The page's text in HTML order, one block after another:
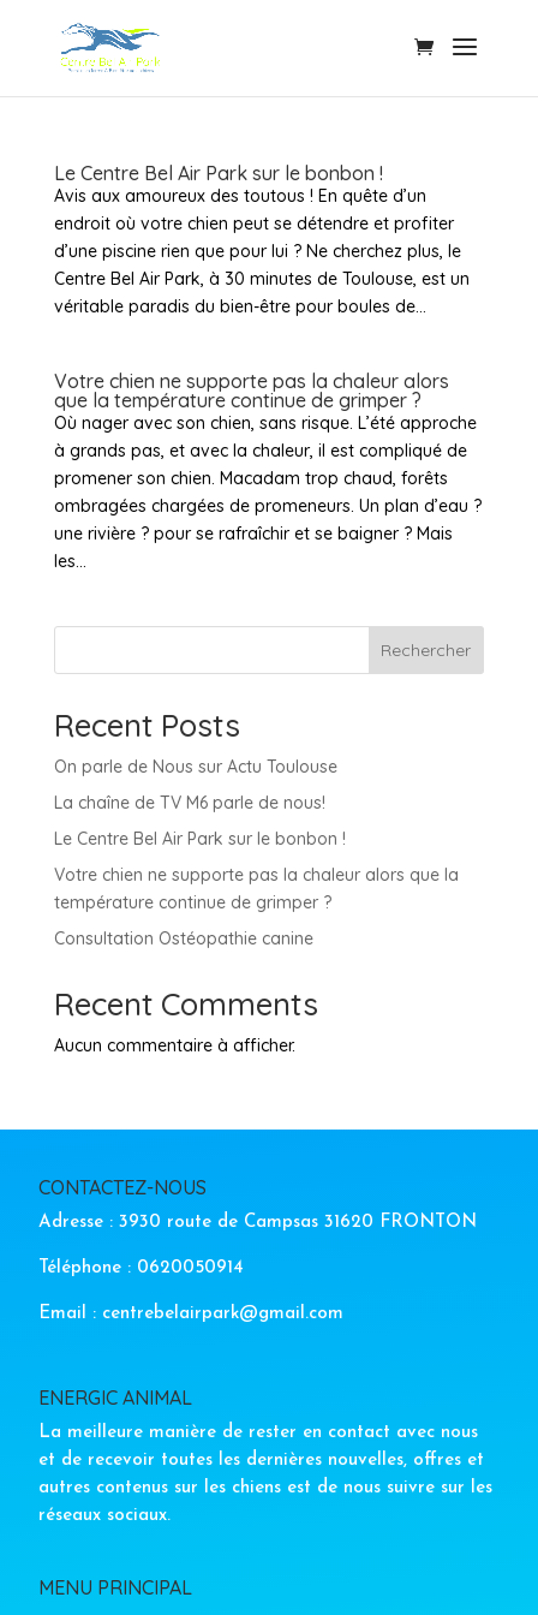
Le Centre Bel Air Park sur le bonbon !
Avis aux amoureux des toutous ! En quête d’un
endroit où votre chien peut se détendre et profiter
d’une piscine rien que pour lui ? Ne cherchez plus, le
Centre Bel Air Park, à 30 minutes de Toulouse, est un
véritable paradis du bien-être pour boules de...
Votre chien ne supporte pas la chaleur alors
que la température continue de grimper ?
Où nager avec son chien, sans risque. L’été approche
à grands pas, et avec la chaleur, il est compliqué de
promener son chien. Macadam trop chaud, forêts
ombragées chargées de promeneurs. Un plan d’eau ?
une rivière ? pour se rafraîchir et se baigner ? Mais
les...
Rechercher
Recent Posts
On parle de Nous sur Actu Toulouse
La chaîne de TV M6 parle de nous!
Le Centre Bel Air Park sur le bonbon !
Votre chien ne supporte pas la chaleur alors que la
température continue de grimper ?
Consultation Ostéopathie canine
Recent Comments
Aucun commentaire à afficher.
CONTACTEZ-NOUS
Adresse : 3930 route de Campsas 31620 FRONTON
Téléphone : 0620050914
Email : centrebelairpark@gmail.com
ENERGIC ANIMAL
La meilleure manière de rester en contact avec nous
et de recevoir toutes les dernières nouvelles, offres et
autres contenus sur les chiens est de nous suivre sur les
réseaux sociaux.
MENU PRINCIPAL